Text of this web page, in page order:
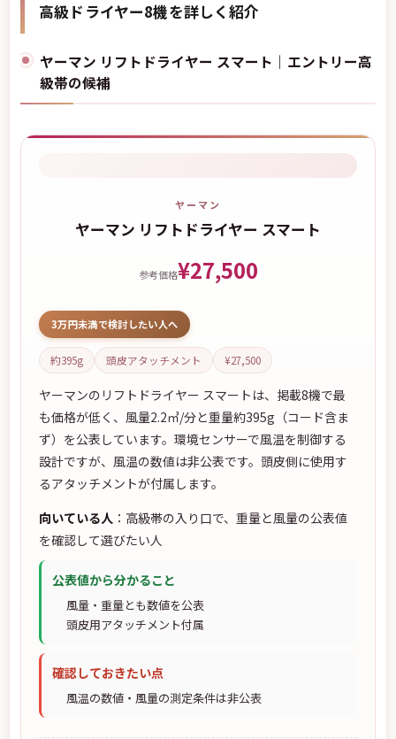
高級ドライヤー8機を詳しく紹介
ヤーマン リフトドライヤー スマート｜エントリー高
級帯の候補
ヤーマン
ヤーマン リフトドライヤー スマート
参考価格¥27,500
3万円未満で検討したい人へ
約395g 頭皮アタッチメント ¥27,500
ヤーマンのリフトドライヤー スマートは、掲載8機で最
も価格が低く、風量2.2㎥/分と重量約395g（コード含ま
ず）を公表しています。環境センサーで風温を制御する
設計ですが、風温の数値は非公表です。頭皮側に使用す
るアタッチメントが付属します。
向いている人 ：高級帯の入り口で、重量と風量の公表値
を確認して選びたい人
公表値から分かること
風量・重量とも数値を公表
頭皮用アタッチメント付属
確認しておきたい点
風温の数値・風量の測定条件は非公表